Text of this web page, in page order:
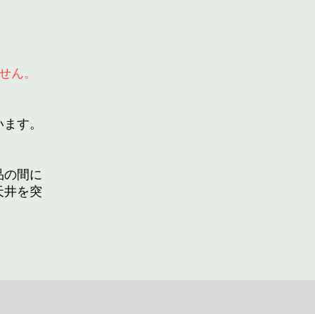
ん。
す。
の間に
井を突